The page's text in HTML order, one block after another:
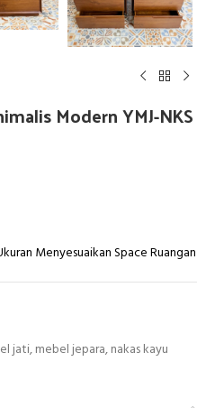
Modern YMJ-NKS
Menyesuaikan Space Ruangan
jati,mebel jepara,nakas kayu